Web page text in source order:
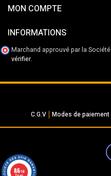
MON COMPTE
INFORMATIONS
Marchand approuvé par la
vérifier.
C.G.V Modes de paiement
8.6/10